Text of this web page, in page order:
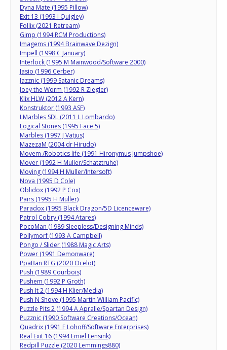
Dyna Mate (1995 Pillow)
Exit 13 (1993 I Quigley)
Follix (2021 Retream)
Gimp (1994 RCM Productions)
Imagems (1994 Brainwave Dezign)
Impell (1998 C January)
Interlock (1995 M Mainwood/Software 2000)
Jasio (1996 Cerber)
Jazznic (1999 Satanic Dreams)
Joey the Worm (1992 R Ziegler)
Klix HLW (2012 A Kern)
Konstruktor (1993 ASF)
LMarbles SDL (2011 L Lombardo)
Logical Stones (1995 Face 5)
Marbles (1997 J Vatjus)
MazezaM (2004 dr Hirudo)
Movem /Robotics life (1991 Hironymus Jumpshoe)
Mover (1992 H Muller/Schatztruhe)
Moving (1994 H Muller/Intersoft)
Nova (1995 D Cole)
Oblidox (1992 P Cox)
Pairs (1995 H Muller)
Paradox (1995 Black Dragon/5D Licenceware)
Patrol Cobry (1994 Atares)
PocoMan (1989 Sleepless/Designing Minds)
Pollymorf (1993 A Campbell)
Pongo / Slider (1988 Magic Arts)
Power (1991 Demonware)
PpaBan RTG (2020 Ocelot)
Push (1989 Courbois)
Pushem (1992 P Groth)
Push It 2 (1994 H Klier/Media)
Push N Shove (1995 Martin William Pacific)
Puzzle Pits 2 (1994 A Apralle/Spartan Design)
Puzznic (1990 Software Creations/Ocean)
Quadrix (1991 F Lohoff/Software Enterprises)
Real Exit 16 (1994 Emiel Lensink)
Redpill Puzzle (2020 Lemmings880)